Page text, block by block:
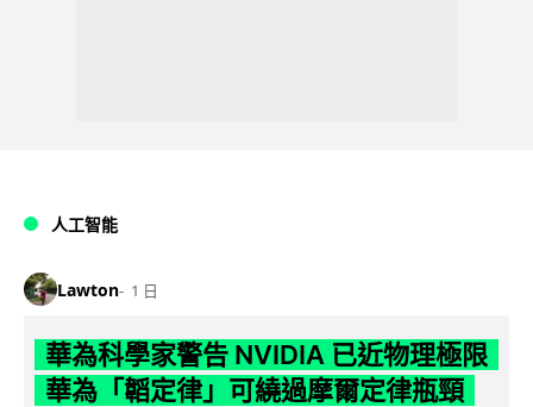
人工智能
Lawton 1 日
華為科學家警告 NVIDIA 已近物理極限
華為「韜定律」可繞過摩爾定律瓶頸